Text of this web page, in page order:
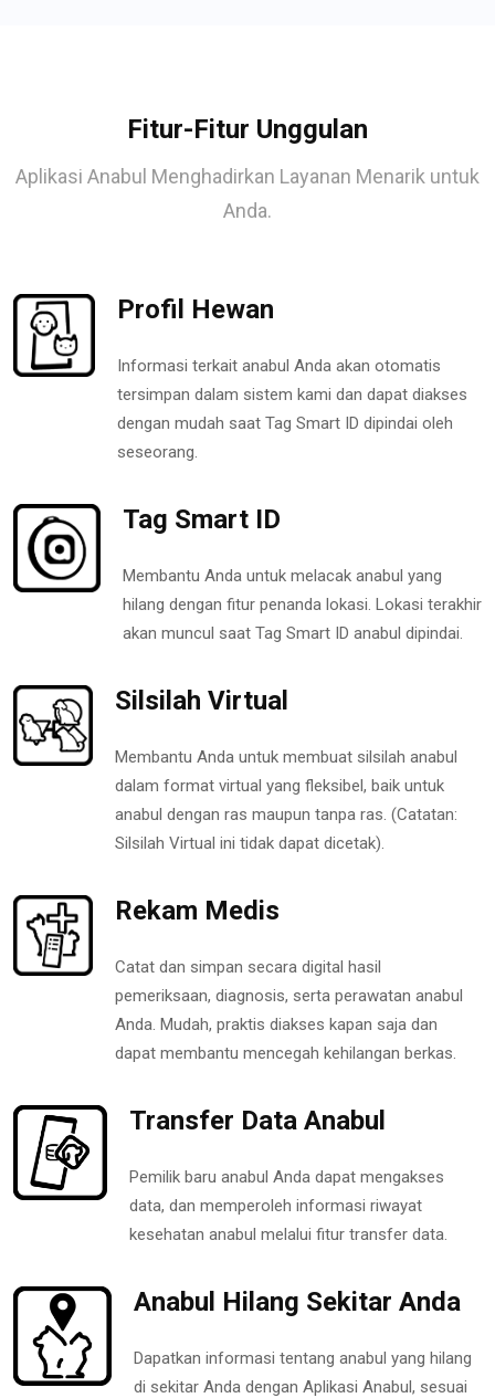
Fitur-Fitur Unggulan
Aplikasi Anabul Menghadirkan Layanan Menarik untuk
Anda.
Profil Hewan
Informasi terkait anabul Anda akan otomatis
tersimpan dalam sistem kami dan dapat diakses
dengan mudah saat Tag Smart ID dipindai oleh
seseorang.
Tag Smart ID
Membantu Anda untuk melacak anabul yang
hilang dengan fitur penanda lokasi. Lokasi terakhir
akan muncul saat Tag Smart ID anabul dipindai.
Silsilah Virtual
Membantu Anda untuk membuat silsilah anabul
dalam format virtual yang fleksibel, baik untuk
anabul dengan ras maupun tanpa ras. (Catatan:
Silsilah Virtual ini tidak dapat dicetak).
Rekam Medis
Catat dan simpan secara digital hasil
pemeriksaan, diagnosis, serta perawatan anabul
Anda. Mudah, praktis diakses kapan saja dan
dapat membantu mencegah kehilangan berkas.
Transfer Data Anabul
Pemilik baru anabul Anda dapat mengakses
data, dan memperoleh informasi riwayat
kesehatan anabul melalui fitur transfer data.
Anabul Hilang Sekitar Anda
Dapatkan informasi tentang anabul yang hilang
di sekitar Anda dengan Aplikasi Anabul, sesuai